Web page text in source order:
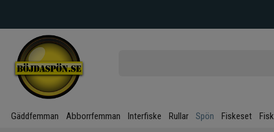
Gäddfemman Abborrfemman Interfiske Rullar Spön Fiskeset